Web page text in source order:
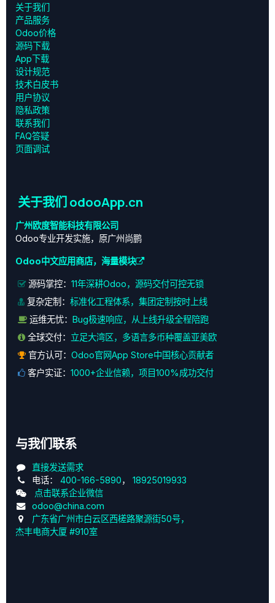
关于我们
产品服务
Odoo价格
源码下载
App下载
设计规范
技术白皮书
用户协议
‎隐私政策‎
联系我们
FAQ答疑
页面调试
关于我们 odooApp.cn
广州欧度智能科技有限公司
Odoo专业开发实施，原广州尚鹏
Odoo中文应用商店，海量模块
源码掌控： 11年深耕Odoo，源码交付可控无锁
复杂定制： 标准化工程体系，集团定制按时上线
运维无忧： Bug极速响应，从上线升级全程陪跑
全球交付： 立足大湾区，多语言多币种覆盖亚美欧
官方认可： Odoo官网App Store中国核心贡献者
客户实证： 1000+企业信赖，项目100%成功交付
与我们联系
直接发送需求
电话： 400-166-5890， 18925019933
点击联系企业微信
odoo@china.com
广东省广州市白云区西槎路聚源街50号，
杰丰电商大厦 #910室